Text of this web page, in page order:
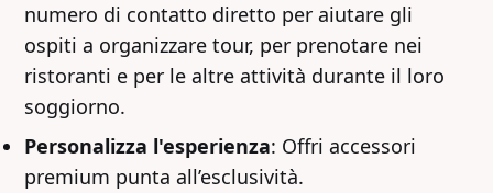
numero di contatto diretto per aiutare gli
ospiti a organizzare tour, per prenotare nei
ristoranti e per le altre attività durante il loro
soggiorno.
Personalizza l'esperienza: Offri accessori
premium punta all’esclusività.